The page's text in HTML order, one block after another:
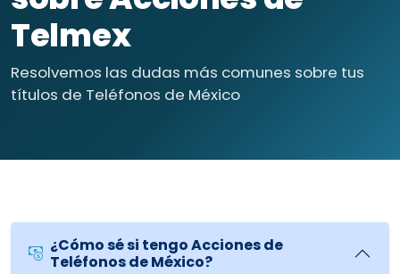
Telmex
Resolvemos las dudas más comunes sobre tus
títulos de Teléfonos de México
¿Cómo sé si tengo Acciones de
Teléfonos de México?